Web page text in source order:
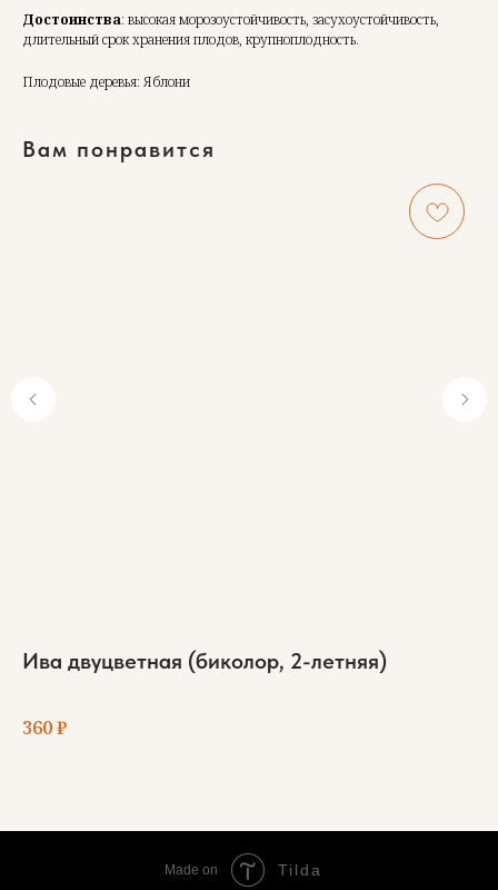
Достоинства: высокая морозоустойчивость, засухоустойчивость,
длительный срок хранения плодов, крупноплодность.
Плодовые деревья: Яблони
Вам понравится
Ива двуцветная (биколор, 2-летняя)
360₽
Made on Tilda